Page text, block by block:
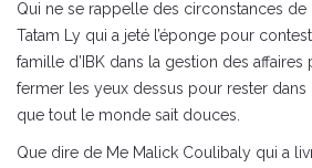
Qui ne se rappelle des circonstances de
Tatam Ly qui a jeté l’éponge pour
famille d’IBK dans la gestion des
fermer les yeux dessus pour rester
que tout le monde sait douces.
Que dire de Me Malick Coulibaly qui a